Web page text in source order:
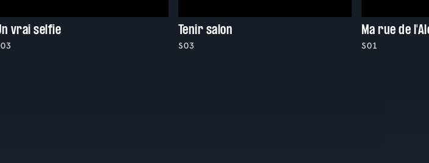
vrai selfie Tenir salon
S03
Ma rue de
S01